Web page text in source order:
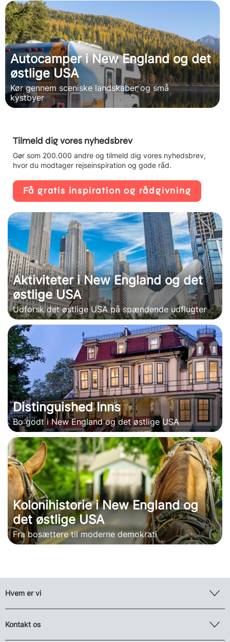
Autocamper i New England og det
østlige USA
Kør gennem sceniske landskaber og små
kystbyer
Tilmeld dig vores nyhedsbrev
Gør som 200.000 andre og tilmeld dig vores nyhedsbrev,
hvor du modtager rejseinspiration og gode råd.
Få gratis inspiration og rådgivning
Aktiviteter i New England og det
østlige USA
Udforsk det østlige USA på spændende udflugter
Distinguished Inns
Bo godt i New England og det østlige USA
Kolonihistorie i New England og
det østlige USA
Fra bosættere til moderne demokrati
Hvem er vi
Kontakt os